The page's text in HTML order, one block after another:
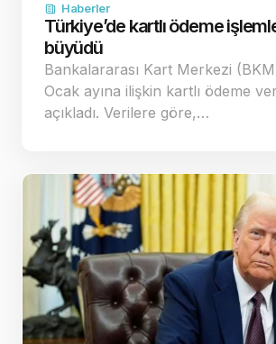
Haberler
Türkiye’de kartlı ödeme
büyüdü
Bankalararası Kart Merkezi
Ocak ayına ilişkin kartlı ödeme
açıkladı. Verilere göre,…